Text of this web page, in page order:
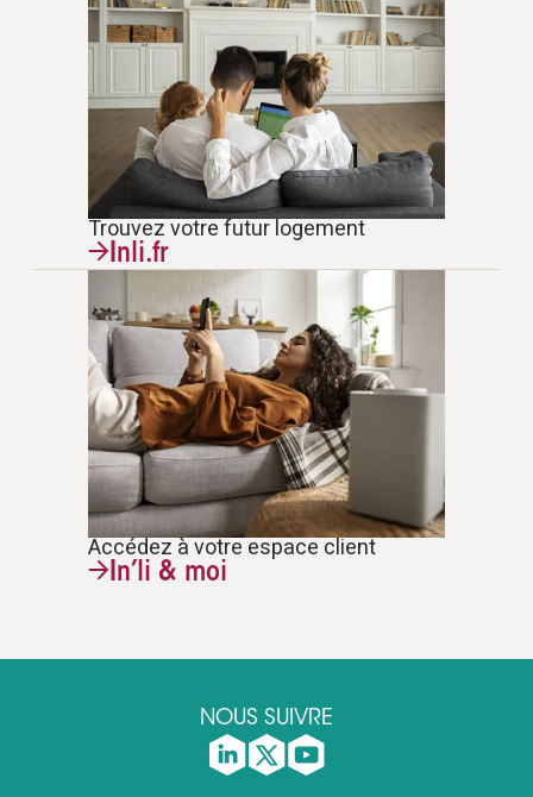
Trouvez votre futur logement
Inli.fr
Accédez à votre espace client
In’li & moi
NOUS SUIVRE